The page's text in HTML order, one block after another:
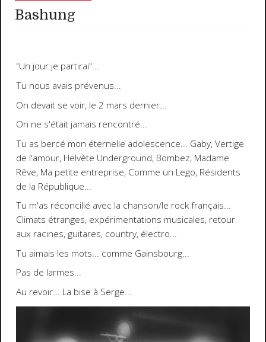
Bashung
"Un jour je partirai"...
Tu nous avais prévenus...
On devait se voir, le 2 mars dernier...
On ne s'était jamais rencontré...
Tu as bercé mon éternelle adolescence... Gaby, Vertige
de l'amour, Helvète Underground, Bombez, Madame
Rêve, Ma petite entreprise, Comme un Lego, Résidents
de la République...
Tu m'as réconcilié avec la chanson/le rock français...
Climats étranges, expérimentations musicales, retour
aux racines, guitares, country, électro...
Tu aimais les mots... comme Gainsbourg...
Pas de larmes...
Au revoir... La bise à Serge...